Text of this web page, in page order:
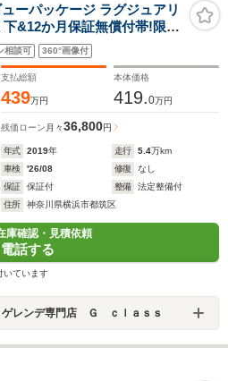
ーパッケージ ラグジュアリ
&12か月保証無償付帯!限定
ンスPKG パノラマサンルー
システム アダプティブエ
ールホイールステアリング
相談可 360°画像付
支払総額
439万円
本体価格
419.0万円
残価ローン 月々36,800円
年式 2019年 走行 5.4万km
車検
'26/08 修復
なし
保証
保証付 整備
法定整備付
住所
神奈川県横浜市都筑区
庫確認・見積依頼
電話する
いています
レンデ専門店 Ｇ ｃｌａｓｓ